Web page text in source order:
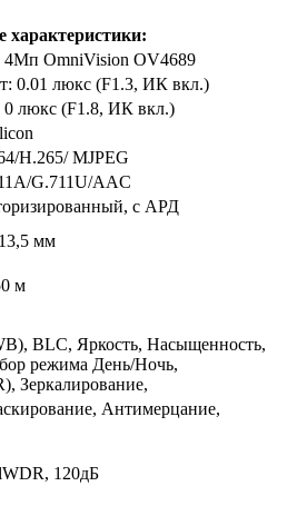
характеристики:
4Мп OmniVision OV4689
0.01 люкс (F1.3, ИК вкл.)
0 люкс (F1.8, ИК вкл.)
H.265/ MJPEG
G.711U/AAC
с АРД
мм
м
BLC, Яркость, Насыщенность,
режима День/Ночь,
Зеркалирование,
Антимерцание,
120дБ